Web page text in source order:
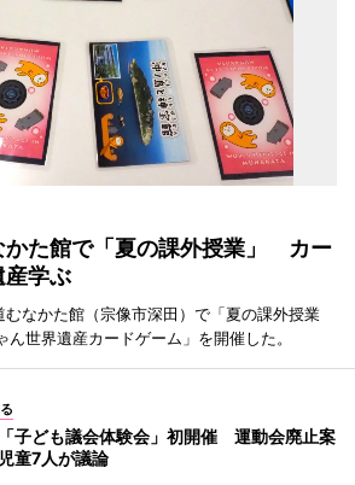
かた館で「夏の課外授業」 カー
産学ぶ
むなかた館（宗像市深田）で「夏の課外授業
世界遺産カードゲーム」を開催した。
子ども議会体験会」初開催 運動会廃止案
童7人が議論